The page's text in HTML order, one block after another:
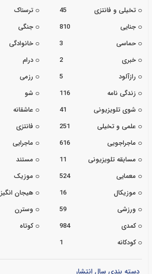
تخیلی و فانتزی
45 ترسناک
جنایی
810 جنگی
حماسی
3 خانوادگی
خبری
2 درام
رازآلود
5 رزمی
زندگی نامه
116 شو
شوی تلویزیونی
41 عاشقانه
علمی و تخیلی
251 فانتزی
ماجراجویی
616 ماجرایی
مسابقه تلویزیونی
11 مستند
معمایی
524 موزیک
موزیکال
16 هیجان انگیز
ورزشی
59 وسترن
کمدی
984 کوتاه
کودکانه
1
دسته بندی سال انتشار